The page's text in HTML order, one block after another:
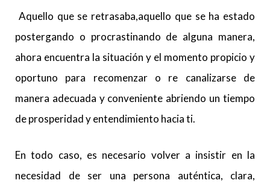
Aquello que se retrasaba,aquello que se ha estado
postergando o procrastinando de alguna manera,
ahora encuentra la situación y el momento propicio y
oportuno para recomenzar o re canalizarse de
manera adecuada y conveniente abriendo un tiempo
de prosperidad y entendimiento hacia ti.
En todo caso, es necesario volver a insistir en la
necesidad de ser una persona auténtica, clara,